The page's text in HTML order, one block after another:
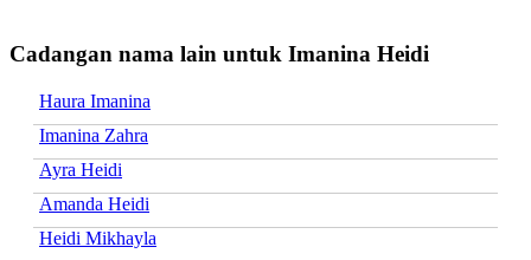
Cadangan nama lain untuk Imanina Heidi
Haura Imanina
Imanina Zahra
Ayra Heidi
Amanda Heidi
Heidi Mikhayla